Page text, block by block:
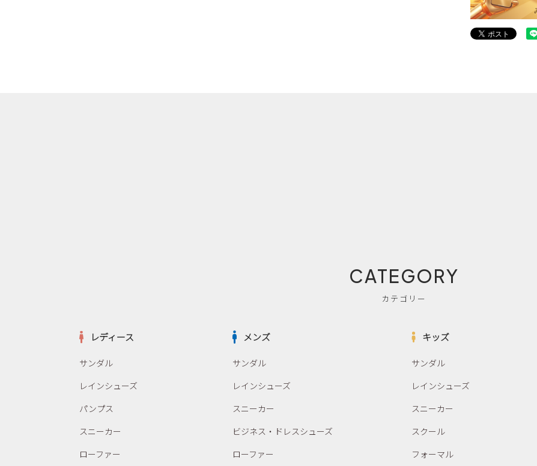
CATEGORY
カテゴリー
レディース
サンダル
レインシューズ
パンプス
スニーカー
ローファー
メンズ
サンダル
レインシューズ
スニーカー
ビジネス・ドレスシューズ
ローファー
キッズ
サンダル
レインシューズ
スニーカー
スクール
フォーマル